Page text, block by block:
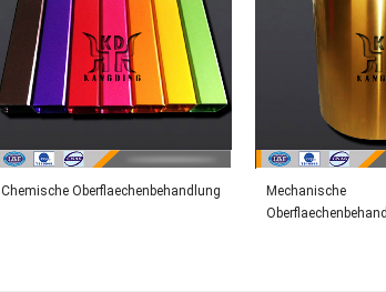
Chemische Oberflaechenbehandlung
Mechanische